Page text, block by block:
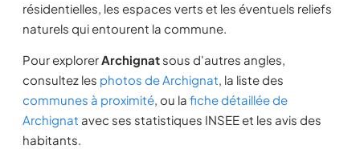
résidentielles, les espaces verts et les éventuels reliefs
naturels qui entourent la commune.
Pour explorerArchignat sous d'autres angles,
consultez les photos de Archignat, la liste des
communes à proximité, ou la fiche détaillée de
Archignat avec ses statistiques INSEE et les avis des
habitants.